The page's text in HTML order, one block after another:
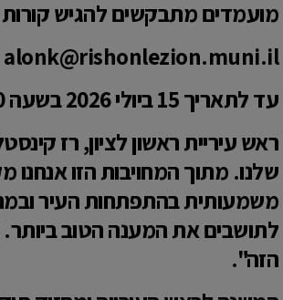
מועמדים מתבקשים להגיש קורות
alonk@rishonlezion.muni.il
עד לתאריך 15 ביולי 2026 בשעה 24:00.
ראש עיריית ראשון לציון, רז
שלנו. מתוך המחויבות הזו
משמעותית בהתפתחות העיר
לתושבים את המענה הטוב
הזה".